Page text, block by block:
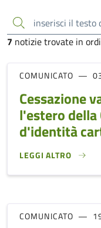
inserisci il testo da cercare
7 notizie trovate in
COMUNICATO
Cessazione
l'estero della
d'identità
LEGGI ALTRO
CESSAZIONE
COMUNICATO